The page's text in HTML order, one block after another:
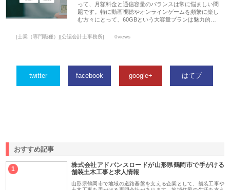
って、月額料金と通信容量のバランスは常に悩ましい問
題です。特に動画視聴やオンラインゲームを頻繁に楽し
む方々にとって、60GBという大容量プランは魅力的…
[士業（専門職種）][公認会計士事務所] 0views
twitter facebook google+ はてブ
おすすめ記事
1
株式会社アドバンスロードが山形県鶴岡市で手がける
舗装土木工事と求人情報
山形県鶴岡市で地域の道路基盤を支える企業として、舗装工事や